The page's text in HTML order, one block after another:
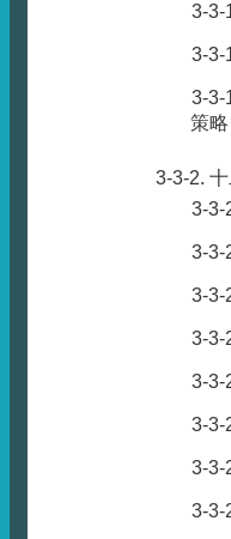
3-3-
3-3-
3-3-
策略
3-3-2.
3-3-
3-3-
3-3-
3-3-
3-3-
3-3-
3-3-
3-3-